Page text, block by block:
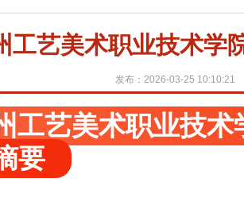
工艺美术职业技术学
发布：2026-03-25 10:10:21
工艺美术职业技术
要